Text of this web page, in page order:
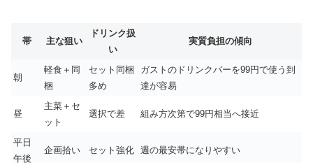
帯 主な狙い
ドリンク扱
い
実質負担の傾向
朝
軽食＋同
梱
セット同梱
多め
ガストのドリンクバーを99円で使う到
達が容易
昼
主菜＋セ
ット
選択で差 組み方次第で99円相当へ接近
平日
午後
企画拾い セット強化 週の最安帯になりやすい